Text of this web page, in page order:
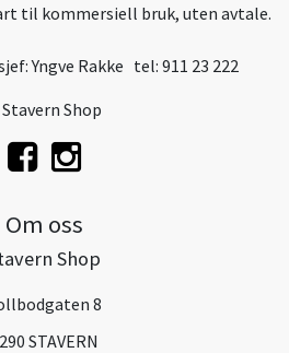
til kommersiell bruk, uten avtale.
Yngve Rakke tel: 911 23 222
Shop
Om oss
Shop
8
STAVERN